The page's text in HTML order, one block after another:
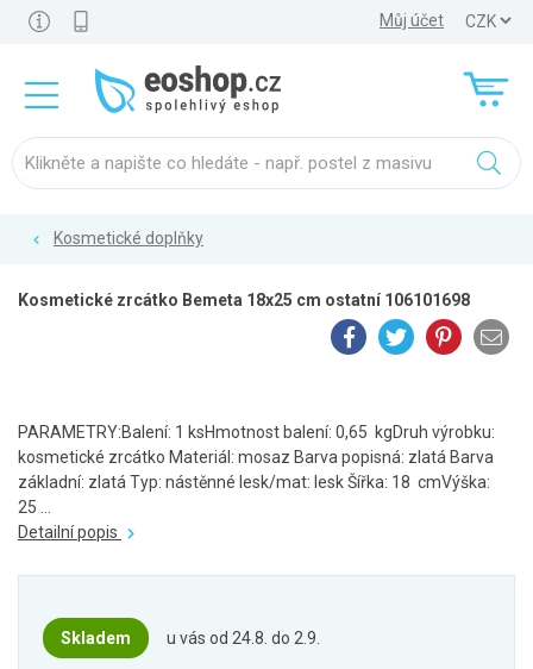
Můj účet
Kosmetické doplňky
Kosmetické zrcátko Bemeta 18x25 cm ostatní 106101698
PARAMETRY:Balení: 1 ksHmotnost balení: 0,65 kgDruh výrobku:
kosmetické zrcátko Materiál: mosaz Barva popisná: zlatá Barva
základní: zlatá Typ: nástěnné lesk/mat: lesk Šířka: 18 cmVýška:
25 ...
Detailní popis
Skladem u vás od 24.8. do 2.9.